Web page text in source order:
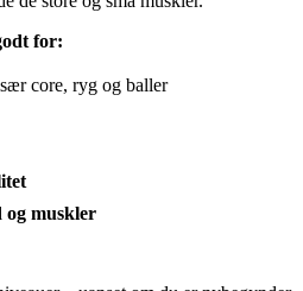
for:
core, ryg og baller
muskler